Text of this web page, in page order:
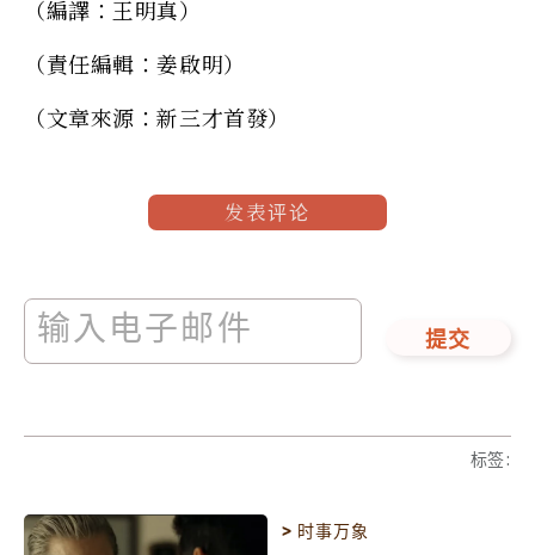
（編譯：王明真）
（責任編輯：姜啟明）
（文章來源：新三才首發）
发表评论
提交
标签:
> 时事万象